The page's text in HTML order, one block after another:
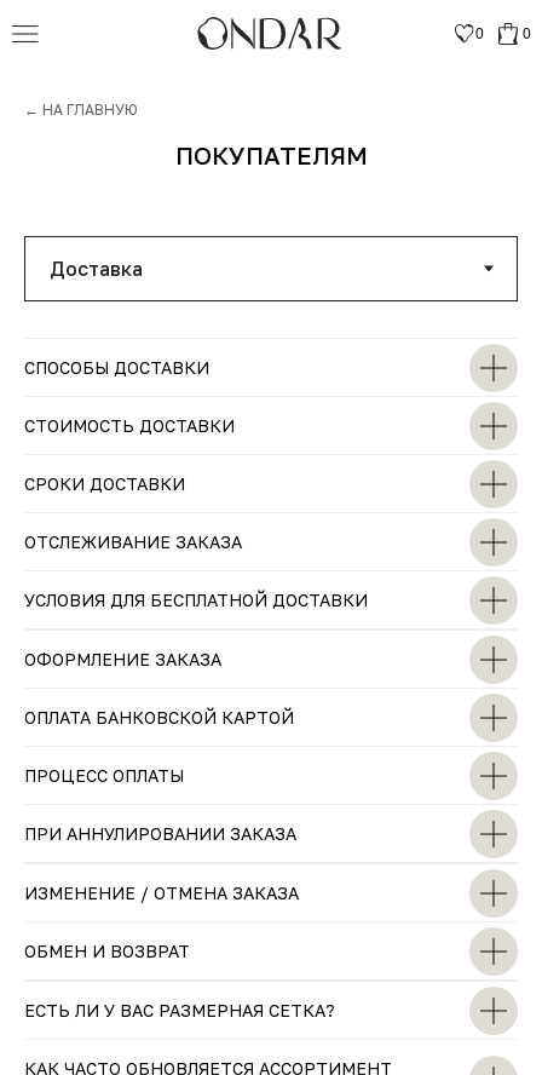
0
0
← НА ГЛАВНУЮ
ПОКУПАТЕЛЯМ
СПОСОБЫ ДОСТАВКИ
СТОИМОСТЬ ДОСТАВКИ
СРОКИ ДОСТАВКИ
ОТСЛЕЖИВАНИЕ ЗАКАЗА
УСЛОВИЯ ДЛЯ БЕСПЛАТНОЙ ДОСТАВКИ
ОФОРМЛЕНИЕ ЗАКАЗА
ОПЛАТА БАНКОВСКОЙ КАРТОЙ
ПРОЦЕСС ОПЛАТЫ
ПРИ АННУЛИРОВАНИИ ЗАКАЗА
ИЗМЕНЕНИЕ / ОТМЕНА ЗАКАЗА
ОБМЕН И ВОЗВРАТ
ЕСТЬ ЛИ У ВАС РАЗМЕРНАЯ СЕТКА?
КАК ЧАСТО ОБНОВЛЯЕТСЯ АССОРТИМЕНТ